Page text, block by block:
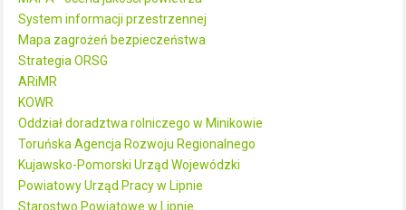
System informacji przestrzennej
Mapa zagrożeń bezpieczeństwa
Strategia ORSG
ARiMR
KOWR
Oddział doradztwa rolniczego w Minikowie
Toruńska Agencja Rozwoju Regionalnego
Kujawsko-Pomorski Urząd Wojewódzki
Powiatowy Urząd Pracy w Lipnie
Starostwo Powiatowe w Lipnie